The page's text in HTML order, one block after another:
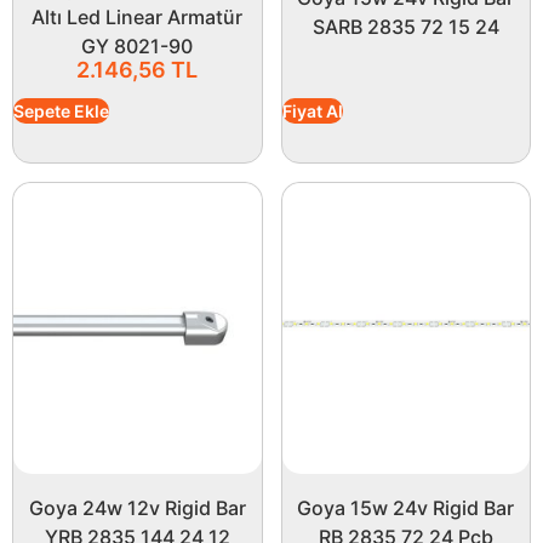
aydınlatmak ve konforunuzu artırmak için mükemmel
bir tercihtir. Daha aydınlık ve estetik bir ambiyans için
bu ürünü hemen değerlendirebilirsiniz!
Altı Led Linear Armatür
GY 8021-90
2.146,56 TL
Sepete Ekle
SARB 2835 72 15 24
Fiyat Al
Goya 24w 12v Rigid Bar
YRB 2835 144 24 12
Goya 15w 24v Rigid Bar
RB 2835 72 24 Pcb